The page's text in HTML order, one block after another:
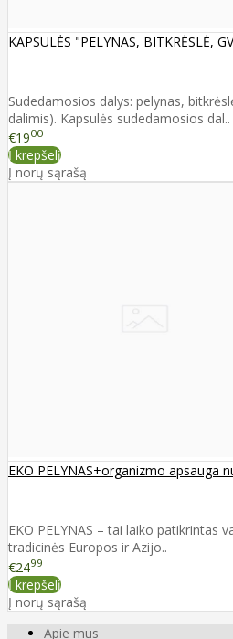
KAPSULĖS "PELYNAS, BITKRĖSLĖ,
Sudedamosios dalys: pelynas,
dalimis). Kapsulės sudedamosios dal..
€1900
Į krepšelį
Į norų sąrašą
EKO PELYNAS+organizmo apsauga
EKO PELYNAS – tai laiko patikrintas
tradicinės Europos ir Azijo..
€2499
Į krepšelį
Į norų sąrašą
Apie mus